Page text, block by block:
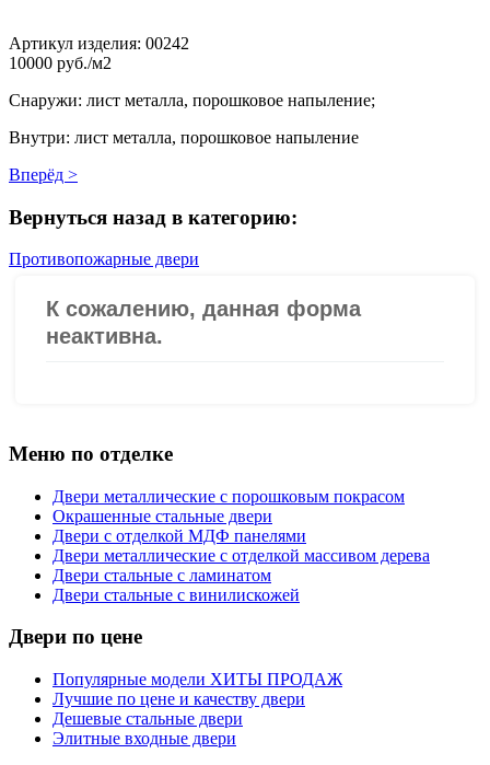
Артикул изделия: 00242
10000 руб./м2
Снаружи: лист металла, порошковое напыление;
Внутри: лист металла, порошковое напыление
Вперёд >
Вернуться назад в категорию:
Противопожарные двери
Меню по отделке
Двери металлические с порошковым покрасом
Окрашенные стальные двери
Двери с отделкой МДФ панелями
Двери металлические с отделкой массивом дерева
Двери стальные с ламинатом
Двери стальные с винилискожей
Двери по цене
Популярные модели ХИТЫ ПРОДАЖ
Лучшие по цене и качеству двери
Дешевые стальные двери
Элитные входные двери